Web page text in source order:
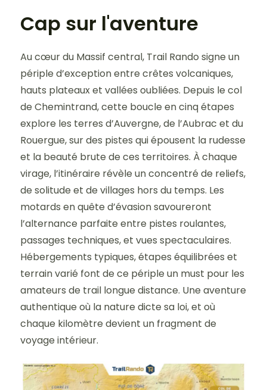
Cap sur l'aventure
Au cœur du Massif central, Trail Rando signe un
périple d’exception entre crêtes volcaniques,
hauts plateaux et vallées oubliées. Depuis le col
de Chemintrand, cette boucle en cinq étapes
explore les terres d’Auvergne, de l’Aubrac et du
Rouergue, sur des pistes qui épousent la rudesse
et la beauté brute de ces territoires. À chaque
virage, l’itinéraire révèle un concentré de reliefs,
de solitude et de villages hors du temps. Les
motards en quête d’évasion savoureront
l’alternance parfaite entre pistes roulantes,
passages techniques, et vues spectaculaires.
Hébergements typiques, étapes équilibrées et
terrain varié font de ce périple un must pour les
amateurs de trail longue distance. Une aventure
authentique où la nature dicte sa loi, et où
chaque kilomètre devient un fragment de
voyage intérieur.